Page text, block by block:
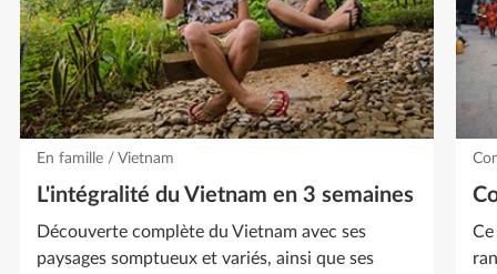
En famille / Vietnam
L'intégralité du Vietnam en 3 semaines
Découverte complète du Vietnam avec ses
paysages somptueux et variés, ainsi que ses